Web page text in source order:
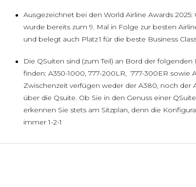
Ausgezeichnet bei den World Airline Awards 2025:
wurde bereits zum 9. Mal in Folge zur besten
und belegt auch Platz 1 für die beste Business
Die QSuiten sind (zum Teil) an Bord der folgenden
finden: A350-1000, 777-200LR, 777-300ER sowie
Zwischenzeit verfügen weder der A380, noch der
über die Qsuite. Ob Sie in den Genuss einer
erkennen Sie stets am Sitzplan, denn die
immer 1-2-1